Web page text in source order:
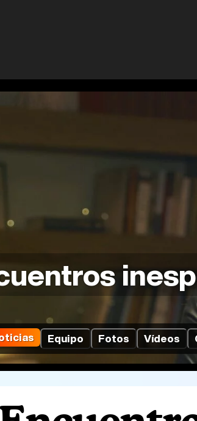
Equipo Fotos Vídeos